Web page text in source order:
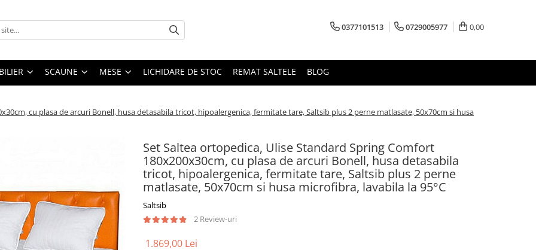
0377101513 0729005977 0,00
SCAUNE MESE LICHIDARE DE STOC REMAT SALTELE BLOG
cu plasa de arcuri Bonell, husa detasabila tricot, hipoalergenica, fermitate tare, Saltsib plus 2 perne matlasate, 50x70cm si husa
Set Saltea ortopedica, Ulise Standard Spring Comfort
180x200x30cm, cu plasa de arcuri Bonell, husa detasabila
tricot, hipoalergenica, fermitate tare, Saltsib plus 2 perne
matlasate, 50x70cm si husa microfibra, lavabila la 95°C
Saltsib
2 Review-uri
1.869,00 Lei